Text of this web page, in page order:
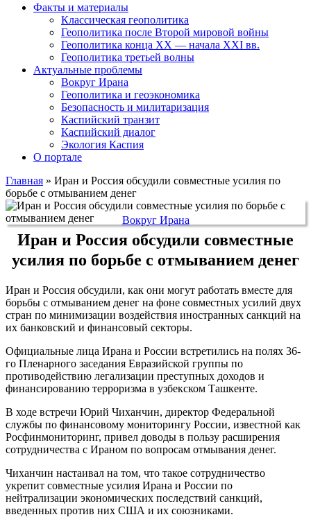
Факты и материалы
Классическая геополитика
Геополитика после Второй мировой войны
Геополитика конца XX — начала XXI вв.
Геополитика третьей волны
Актуальные проблемы
Вокруг Ирана
Геополитика и геоэкономика
Безопасность и милитаризация
Каспийский транзит
Каспийский диалог
Экология Каспия
О портале
Главная » Иран и Россия обсудили совместные усилия по
борьбе с отмыванием денег
Вокруг Ирана
Иран и Россия обсудили совместные
усилия по борьбе с отмыванием денег
Иран и Россия обсудили, как они могут работать вместе для
борьбы с отмыванием денег на фоне совместных усилий двух
стран по минимизации воздействия иностранных санкций на
их банковский и финансовый секторы.
Официальные лица Ирана и России встретились на полях 36-
го Пленарного заседания Евразийской группы по
противодействию легализации преступных доходов и
финансированию терроризма в узбекском Ташкенте.
В ходе встречи Юрий Чиханчин, директор Федеральной
службы по финансовому мониторингу России, известной как
Росфинмониторинг, привел доводы в пользу расширения
сотрудничества с Ираном по вопросам отмывания денег.
Чиханчин настаивал на том, что такое сотрудничество
укрепит совместные усилия Ирана и России по
нейтрализации экономических последствий санкций,
введенных против них США и их союзниками.